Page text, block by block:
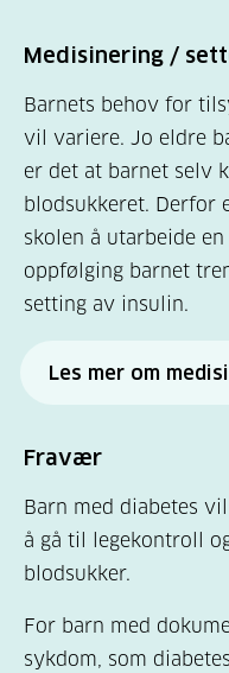
Medisinering /
Barnets behov for
vil variere. Jo eldre
er det at barnet selv
blodsukkeret. Derfor
skolen å utarbeide
oppfølging barnet
setting av insulin.
Les mer om
i barnehage, skole
Det er også laget
barnehage eller
Fravær
Barn med diabetes
å gå til legekontroll
blodsukker.
For barn med
sykdom, som